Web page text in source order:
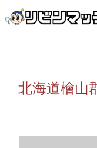
北海道檜山